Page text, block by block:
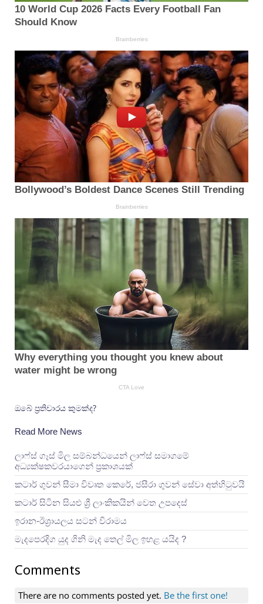
ඔබේ ප්‍රතිචාරය කුමක්ද?
Read More News
ලාෆ්ස් ගෑස් මිල සම්බන්ධයෙන් ලාෆ්ස් සමාගමේ
අධ්‍යක්ෂකවරයාගෙන් ප්‍රකාශයක්
කටාර් ගුවන් සීමා විවෘත කෙරේ, ජසීරා ගුවන් සේවා අත්හි‍ටුවයි
කටාර් සිටින සියළු ශ්‍රී ලාංකිකයින් වෙත උපදෙස්
ඉරාන-ඊශ්‍රායලය සටන් විරාමය
මැදපෙරදිග යුද ගිනි මැද තෙල් මිල ඉහළ යයිද ?
Comments
There are no comments posted yet. Be the first one!